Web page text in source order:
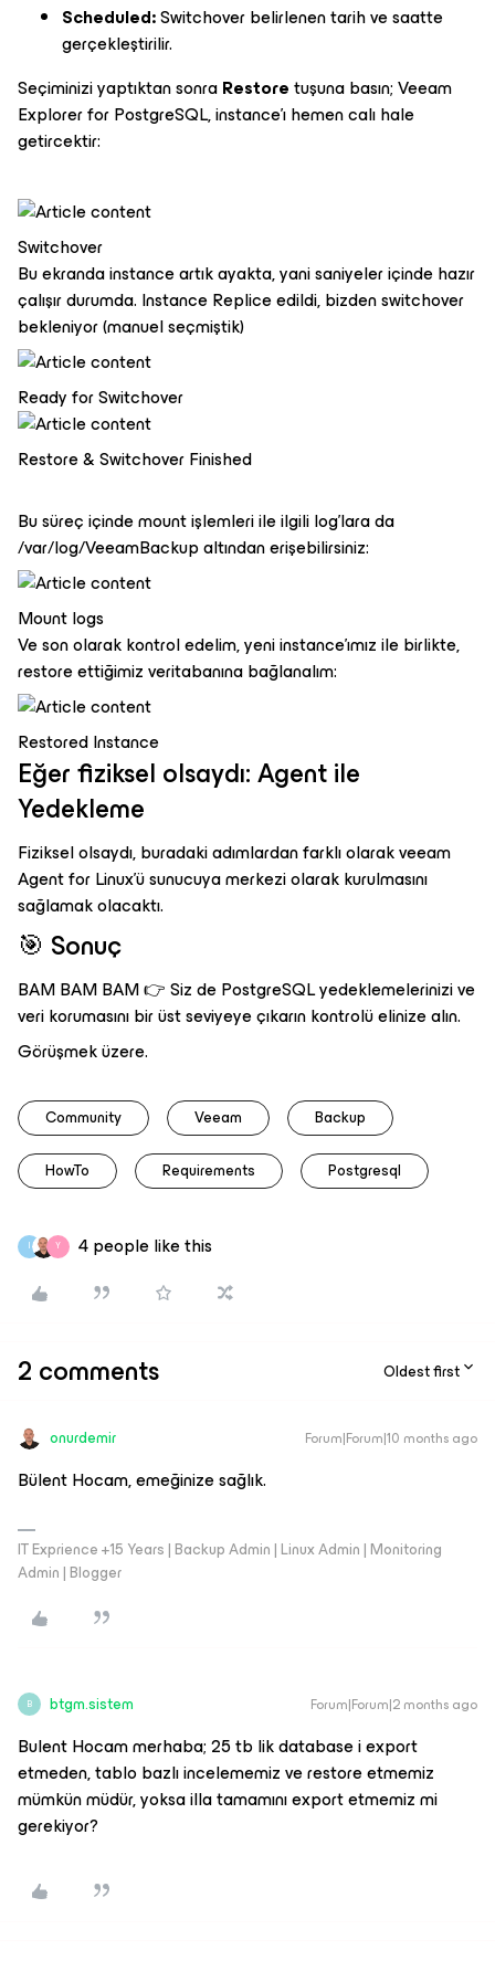
Scheduled:Switchover belirlenen tarih ve saatte
gerçekleştirilir.
Seçiminizi yaptıktan sonraRestoretuşuna basın; Veeam
Explorer for PostgreSQL, instance'ı hemen calı hale
getircektir:
Switchover
Bu ekranda instance artık ayakta, yani saniyeler içinde hazır
çalışır durumda. Instance Replice edildi, bizden switchover
bekleniyor (manuel seçmiştik)
Ready for Switchover
Restore & Switchover Finished
Bu süreç içinde mount işlemleri ile ilgili log'lara da
/var/log/VeeamBackup altından erişebilirsiniz:
Mount logs
Ve son olarak kontrol edelim, yeni instance'ımız ile birlikte,
restore ettiğimiz veritabanına bağlanalım:
Restored Instance
Eğer fiziksel olsaydı: Agent ile
Yedekleme
Fiziksel olsaydı, buradaki adımlardan farklı olarak veeam
Agent for Linux'ü sunucuya merkezi olarak kurulmasını
sağlamak olacaktı.
🎯 Sonuç
BAM BAM BAM 👉 Siz de PostgreSQL yedeklemelerinizi ve
veri korumasını bir üst seviyeye çıkarın kontrolü elinize alın.
Görüşmek üzere.
Community Veeam Backup
HowTo Requirements Postgresql
I Y 4 people like this
2 comments Oldest first
onurdemir Forum|Forum|10 months ago
Bülent Hocam, emeğinize sağlık.
IT Exprience +15 Years | Backup Admin | Linux Admin | Monitoring
Admin | Blogger
B btgm.sistem Forum|Forum|2 months ago
Bulent Hocam merhaba; 25 tb lik database i export
etmeden, tablo bazlı incelememiz ve restore etmemiz
mümkün müdür, yoksa illa tamamını export etmemiz mi
gerekiyor?